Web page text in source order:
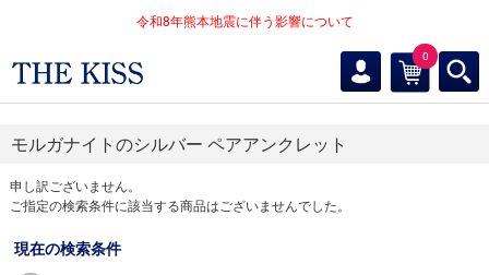
令和8年熊本地震に伴う影響について
0
モルガナイトのシルバー ペアアンクレット
申し訳ございません。
ご指定の検索条件に該当する商品はございませんでした。
現在の検索条件